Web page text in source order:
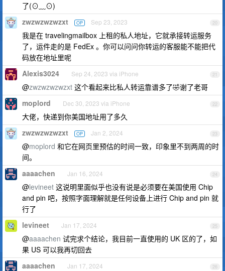
了(⊙﹏⊙)
20
zwzwzwzwzxt OP Sep 23, 2023
我是在 travelingmailbox 上租的私人地址，它就承接转运服务
了，运件走的是 FedEx 。你可以问问你转运的客服能不能把代
码放在地址里呢
21
Alexis3024 Sep 24, 2023 via iPhone
@zwzwzwzwzxt 这个看起来比私人转运靠谱多了🤣谢了老哥
22
moplord Dec 30, 2023 via iPhone
大佬，快递到你美国地址用了多久
23
zwzwzwzwzxt OP Jan 2, 2024
@moplord 和它在网页里预估的时间一致，印象里不到两周的时
间。
24
aaaachen Jan 16, 2024
@levineet 这说明里面似乎也没有说是必须要在美国使用 Chip
and pin 吧，按照字面理解就是任何设备上进行 Chip and pin 就
行了
25
levineet Jan 17, 2024
@aaaachen 试完求个结论，我目前一直使用的 UK 区的了，如
果 US 可以我再切回去
26
aaaachen Jan 17, 2024